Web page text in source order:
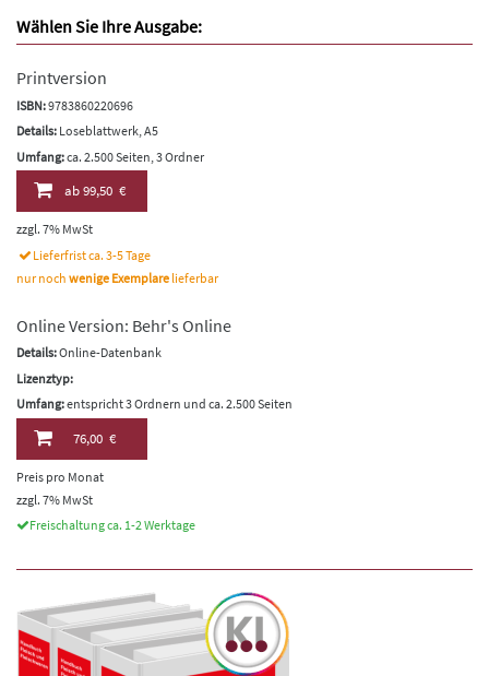
Wählen Sie Ihre Ausgabe:
Printversion
ISBN:9783860220696
Details: Loseblattwerk, A5
Umfang:ca. 2.500 Seiten, 3 Ordner
ab99,50 €
zzgl. 7% MwSt
Lieferfrist ca. 3-5 Tage
nur noch wenige Exemplare lieferbar
Online Version: Behr's Online
Details:Online-Datenbank
Lizenztyp:
Umfang:entspricht 3 Ordnern und ca. 2.500 Seiten
76,00 €
Preis pro Monat
zzgl. 7% MwSt
Freischaltung ca. 1-2 Werktage